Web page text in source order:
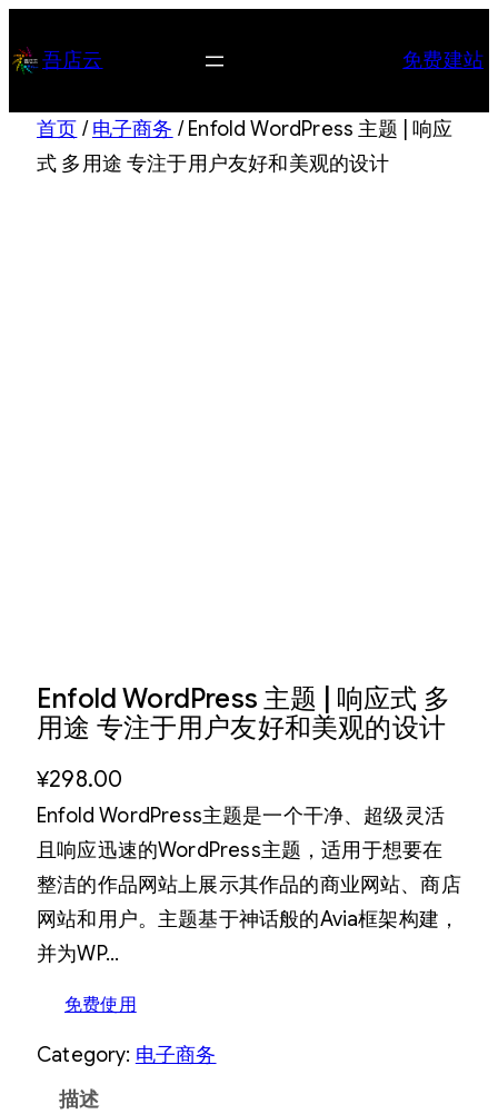
至 吾店云 免费建站
首页 /电子商务 / Enfold WordPress 主题 | 响应
式 多用途 专注于用户友好和美观的设计
Enfold WordPress 主题 | 响应式 多
用途 专注于用户友好和美观的设计
¥298.00
Enfold WordPress主题是一个干净、超级灵活
且响应迅速的WordPress主题，适用于想要在
整洁的作品网站上展示其作品的商业网站、商店
网站和用户。主题基于神话般的Avia框架构建，
并为WP…
免费使用
Category: 电子商务
描述